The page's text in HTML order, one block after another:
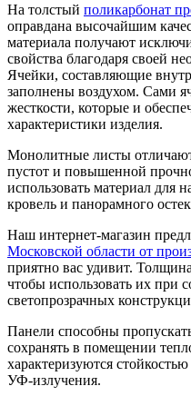
На толстый поликарбонат
оправдана высочайшим
материала получают
свойства благодаря своей
Ячейки, составляющие
заполнены воздухом. Сами
жесткости, которые и
характеристики изделия.
Монолитные листы
пустот и повышенной
использовать материал для
кровель и панорамного
Наш интернет-магазин
Московской области от
приятно вас удивит.
чтобы использовать их при
светопрозрачных
Панели способны
сохранять в помещении
характеризуются
УФ-излучения.